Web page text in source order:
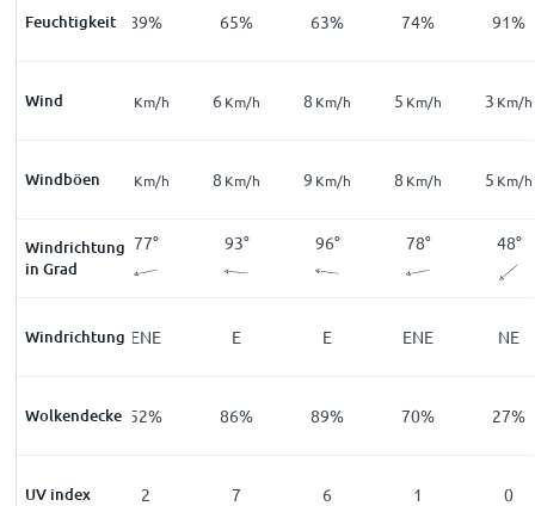
Feuchtigkeit
98% 89% 65% 63% 74% 91%
Wind
4 Km/h Km/h 6 Km/h 8 Km/h 5 Km/h 3 Km/h
Windböen
8 Km/h Km/h 8 Km/h 9 Km/h 8 Km/h 5 Km/h
Windrichtung
in Grad
41° 77° 93° 96° 78° 48°
Windrichtung
NE ENE E E ENE NE
Wolkendecke
100% 52% 86% 89% 70% 27%
UV index
0 2 7 6 1 0